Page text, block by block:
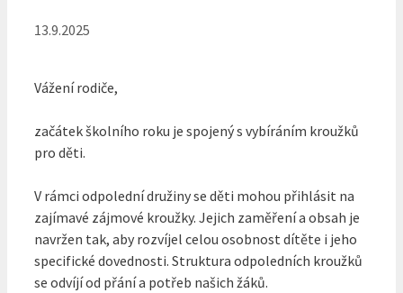
13.9.2025
Vážení rodiče,
začátek školního roku je spojený s vybíráním kroužků
pro děti.
V rámci odpolední družiny se děti mohou přihlásit na
zajímavé zájmové kroužky. Jejich zaměření a obsah je
navržen tak, aby rozvíjel celou osobnost dítěte i jeho
specifické dovednosti. Struktura odpoledních kroužků
se odvíjí od přání a potřeb našich žáků.